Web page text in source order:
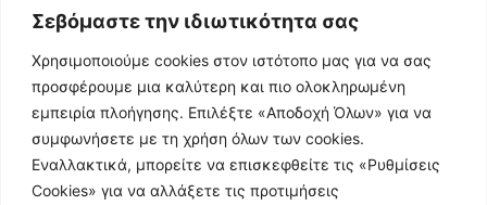
Σεβόμαστε την ιδιωτικότητα σας
Χρησιμοποιούμε cookies στον ιστότοπο μας για να σας
προσφέρουμε μια καλύτερη και πιο ολοκληρωμένη
εμπειρία πλοήγησης. Επιλέξτε «Αποδοχή Όλων» για να
συμφωνήσετε με τη χρήση όλων των cookies.
Εναλλακτικά, μπορείτε να επισκεφθείτε τις «Ρυθμίσεις
Cookies» για να αλλάξετε τις προτιμήσεις
Αριθμός Πιστοποίησης Μ.Η.Τ. 242044
ΑΚΟΛΟΥΘΗΣΕ ΜΑΣ